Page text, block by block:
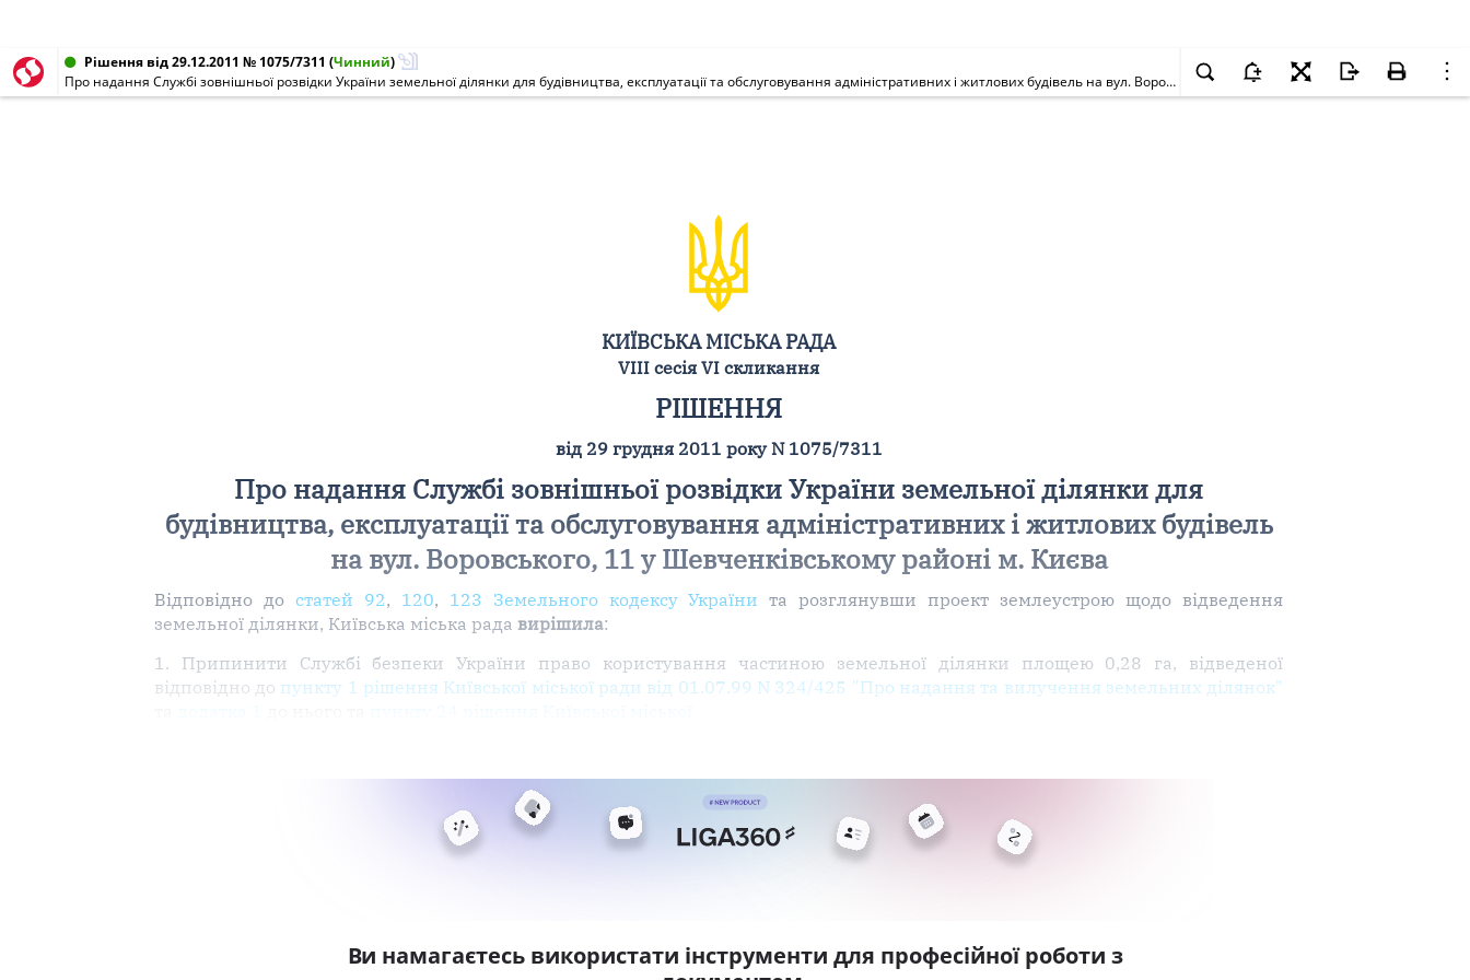
Рішення від 29.12.2011 № 1075/7311 (Чинний)
Про надання Службі зовнішньої розвідки України земельної ділянки для будівництва, експлуатації та обслуговування адміністративних і житлових будівель на вул. Воровського, 11 у Шевченківському районі м. Києва
КИЇВСЬКА МІСЬКА РАДА
VIII сесія VI скликання
РІШЕННЯ
від 29 грудня 2011 року N 1075/7311
Про надання Службі зовнішньої розвідки України земельної ділянки для
будівництва, експлуатації та обслуговування адміністративних і житлових будівель
на вул. Воровського, 11 у Шевченківському районі м. Києва
Відповідно до статей 92, 120, 123 Земельного кодексу України та розглянувши проект землеустрою щодо відведення
земельної ділянки, Київська міська рада вирішила:
1. Припинити Службі безпеки України право користування частиною земельної ділянки площею 0,28 га, відведеної
відповідно до пункту 1 рішення Київської міської ради від 01.07.99 N 324/425 "Про надання та вилучення земельних ділянок"
Ви намагаєтесь використати інструменти для професійної роботи з